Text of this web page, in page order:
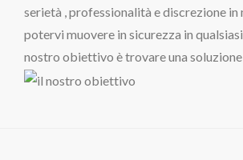
serietà , professionalità e discrezione in
potervi muovere in sicurezza in
nostro obiettivo è trovare una